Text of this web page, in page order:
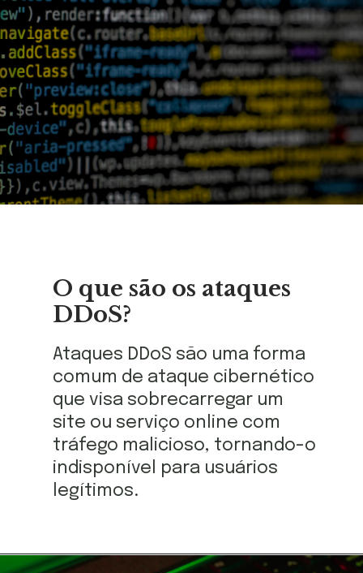
Ataques DDoS são uma forma
comum de ataque cibernético
que visa sobrecarregar um
site ou serviço online com
tráfego malicioso, tornando-o
indisponível para usuários
legítimos.
O que são os ataques
DDoS?